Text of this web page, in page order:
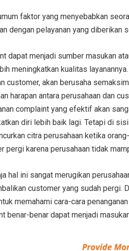
faktor yang menyebabkan
dengan pelayanan yang diberikan
dapat menjadi sumber masukan
meningkatkan kualitas
customer, akan berusaha
harapan antara perusahaan dan
complaint yang efektif akan
diri lebih baik lagi. Tetapi di
citra perusahaan ketika
pergi karena perusahaan tidak
hal ini sangat merugikan
customer yang sudah pergi.
memahami cara-cara
benar-benar dapat menjadi